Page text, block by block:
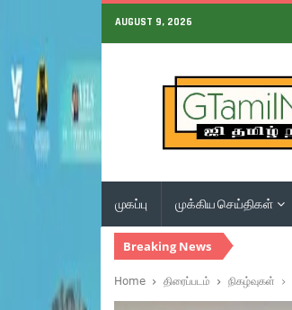
AUGUST 9, 2026
முகப்பு முக்கிய செய்திகள்
Breaking News
Home திரைப்படம் நிகழ்வுகள்